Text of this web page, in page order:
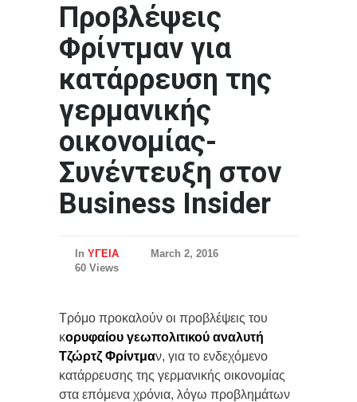
Προβλέψεις
Φρίντμαν για
κατάρρευση της
γερμανικής
οικονομίας-
Συνέντευξη στον
Business Insider
In ΥΓΕΙΑ
March 2, 2016
60 Views
Τρόμο προκαλούν οι προβλέψεις του
κορυφαίου γεωπολιτικού αναλυτή
Τζώρτζ Φρίντμαν, για το ενδεχόμενο
κατάρρευσης της γερμανικής οικονομίας
στα επόμενα χρόνια, λόγω προβλημάτων